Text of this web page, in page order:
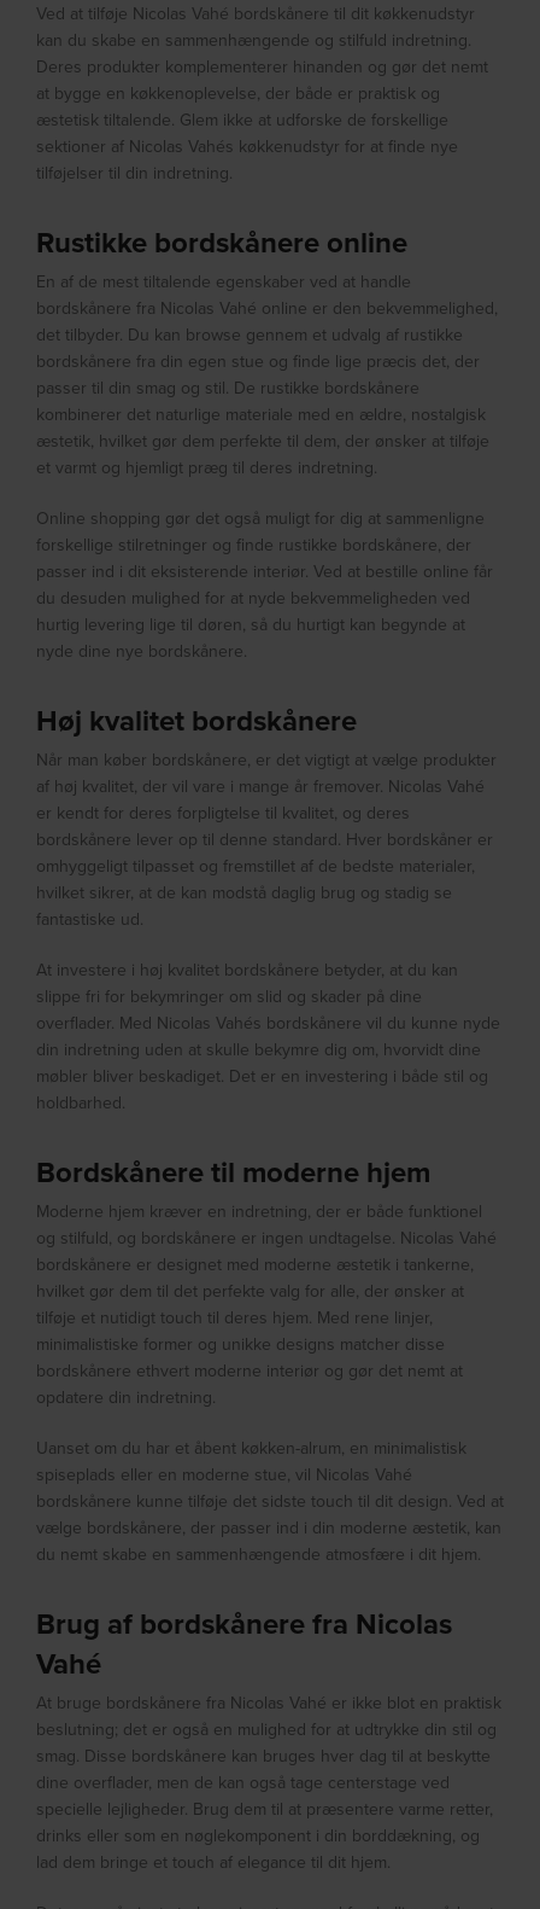
Ved at tilføje Nicolas Vahé bordskånere til dit køkkenudstyr
kan du skabe en sammenhængende og stilfuld indretning.
Deres produkter komplementerer hinanden og gør det nemt
at bygge en køkkenoplevelse, der både er praktisk og
æstetisk tiltalende. Glem ikke at udforske de forskellige
sektioner af Nicolas Vahés køkkenudstyr for at finde nye
tilføjelser til din indretning.
Rustikke bordskånere online
En af de mest tiltalende egenskaber ved at handle
bordskånere fra Nicolas Vahé online er den bekvemmelighed,
det tilbyder. Du kan browse gennem et udvalg af rustikke
bordskånere fra din egen stue og finde lige præcis det, der
passer til din smag og stil. De rustikke bordskånere
kombinerer det naturlige materiale med en ældre, nostalgisk
æstetik, hvilket gør dem perfekte til dem, der ønsker at tilføje
et varmt og hjemligt præg til deres indretning.
Online shopping gør det også muligt for dig at sammenligne
forskellige stilretninger og finde rustikke bordskånere, der
passer ind i dit eksisterende interiør. Ved at bestille online får
du desuden mulighed for at nyde bekvemmeligheden ved
hurtig levering lige til døren, så du hurtigt kan begynde at
nyde dine nye bordskånere.
Høj kvalitet bordskånere
Når man køber bordskånere, er det vigtigt at vælge produkter
af høj kvalitet, der vil vare i mange år fremover. Nicolas Vahé
er kendt for deres forpligtelse til kvalitet, og deres
bordskånere lever op til denne standard. Hver bordskåner er
omhyggeligt tilpasset og fremstillet af de bedste materialer,
hvilket sikrer, at de kan modstå daglig brug og stadig se
fantastiske ud.
At investere i høj kvalitet bordskånere betyder, at du kan
slippe fri for bekymringer om slid og skader på dine
overflader. Med Nicolas Vahés bordskånere vil du kunne nyde
din indretning uden at skulle bekymre dig om, hvorvidt dine
møbler bliver beskadiget. Det er en investering i både stil og
holdbarhed.
Bordskånere til moderne hjem
Moderne hjem kræver en indretning, der er både funktionel
og stilfuld, og bordskånere er ingen undtagelse. Nicolas Vahé
bordskånere er designet med moderne æstetik i tankerne,
hvilket gør dem til det perfekte valg for alle, der ønsker at
tilføje et nutidigt touch til deres hjem. Med rene linjer,
minimalistiske former og unikke designs matcher disse
bordskånere ethvert moderne interiør og gør det nemt at
opdatere din indretning.
Uanset om du har et åbent køkken-alrum, en minimalistisk
spiseplads eller en moderne stue, vil Nicolas Vahé
bordskånere kunne tilføje det sidste touch til dit design. Ved at
vælge bordskånere, der passer ind i din moderne æstetik, kan
du nemt skabe en sammenhængende atmosfære i dit hjem.
Brug af bordskånere fra Nicolas
Vahé
At bruge bordskånere fra Nicolas Vahé er ikke blot en praktisk
beslutning; det er også en mulighed for at udtrykke din stil og
smag. Disse bordskånere kan bruges hver dag til at beskytte
dine overflader, men de kan også tage centerstage ved
specielle lejligheder. Brug dem til at præsentere varme retter,
drinks eller som en nøglekomponent i din borddækning, og
lad dem bringe et touch af elegance til dit hjem.